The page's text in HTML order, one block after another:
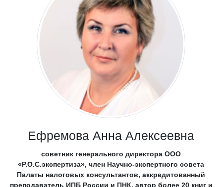
Ефремова Анна Алексеевна
советник генерального директора ООО
«Р.О.С.экспертиза», член Научно-экспертного совета
Палаты налоговых консультантов, аккредитованный
преподаватель ИПБ России и ПНК, автор более 20 книг и